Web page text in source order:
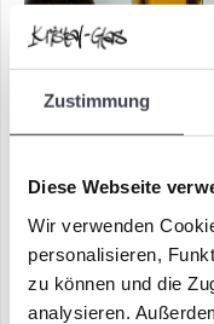
Zustimmung
Diese Webseite
Wir verwenden
personalisieren,
zu können und die
analysieren.
Whisky-Karaffe mit 2
€249,00 €169,00
Stilvolles Whisky-Set in
luxuriöser Geschenkbox